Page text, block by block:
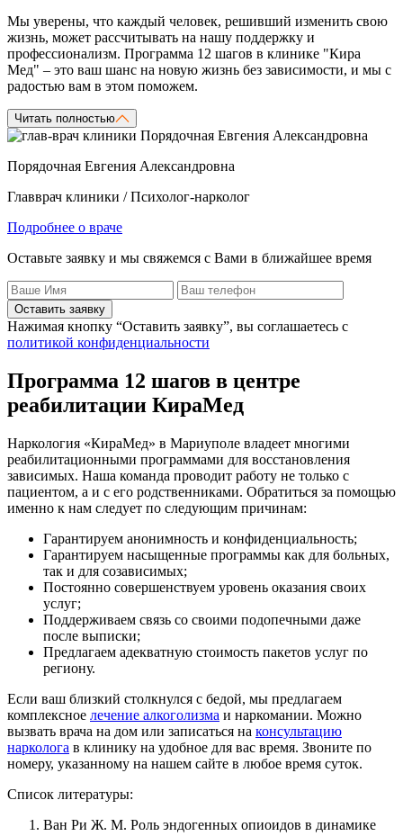
Мы уверены, что каждый человек, решивший изменить свою
жизнь, может рассчитывать на нашу поддержку и
профессионализм. Программа 12 шагов в клинике "Кира
Мед" – это ваш шанс на новую жизнь без зависимости, и мы с
радостью вам в этом поможем.
Читать полностью
Порядочная Евгения Александровна
Главврач клиники / Психолог-нарколог
Подробнее о враче
Оставьте заявку и мы свяжемся с Вами в ближайшее время
Оставить заявку
Нажимая кнопку “Оставить заявку”, вы соглашаетесь с
политикой конфиденциальности
Программа 12 шагов в центре
реабилитации КираМед
Наркология «КираМед» в Мариуполе владеет многими
реабилитационными программами для восстановления
зависимых. Наша команда проводит работу не только с
пациентом, а и с его родственниками. Обратиться за помощью
именно к нам следует по следующим причинам:
Гарантируем анонимность и конфиденциальность;
Гарантируем насыщенные программы как для больных,
так и для созависимых;
Постоянно совершенствуем уровень оказания своих
услуг;
Поддерживаем связь со своими подопечными даже
после выписки;
Предлагаем адекватную стоимость пакетов услуг по
региону.
Если ваш близкий столкнулся с бедой, мы предлагаем
комплексное лечение алкоголизма и наркомании. Можно
вызвать врача на дом или записаться на консультацию
нарколога в клинику на удобное для вас время. Звоните по
номеру, указанному на нашем сайте в любое время суток.
Список литературы:
Ван Ри Ж. М. Роль эндогенных опиоидов в динамике